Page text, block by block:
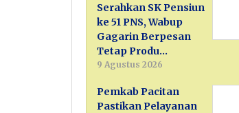
Serahkan SK Pensiun
ke 51 PNS, Wabup
Gagarin Berpesan
Tetap Produ…
9 Agustus 2026
Pemkab Pacitan
Pastikan Pelayanan